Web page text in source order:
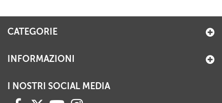
CATEGORIE
INFORMAZIONI
I NOSTRI SOCIAL MEDIA